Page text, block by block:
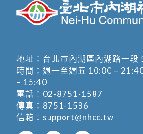
地址： 台北市內湖區內湖路一段
時間：週一至週五 10:00 –
– 15:40
電話： 02-8751-1587
傳真：8751-1586
信箱： support@nhcc.tw